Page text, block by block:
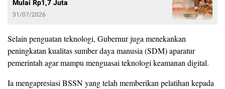
Mulai Rp1,7 Juta
31/07/2026
Selain penguatan teknologi, Gubernur juga menekankan
peningkatan kualitas sumber daya manusia (SDM) aparatur
pemerintah agar mampu menguasai teknologi keamanan digital.
Ia mengapresiasi BSSN yang telah memberikan pelatihan kepada